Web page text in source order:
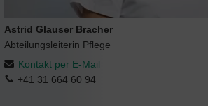
Astrid Glauser Bracher
Abteilungsleiterin Pflege
Kontakt per E-Mail
+41 31 664 60 94